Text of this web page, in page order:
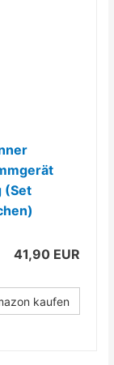
(Set
41,90 EUR
kaufen